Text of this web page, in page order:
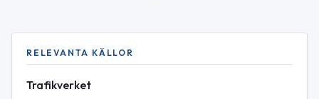
RELEVANTA KÄLLOR
Trafikverket